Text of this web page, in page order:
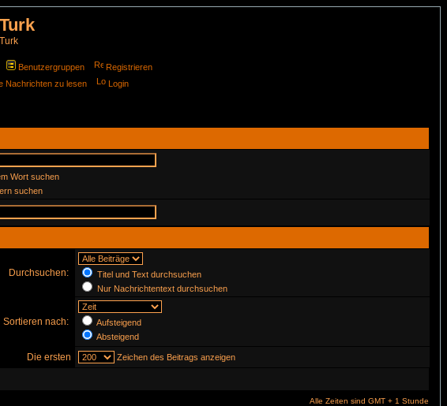
Benutzergruppen
Registrieren
Nachrichten zu lesen Login
Wort suchen
suchen
Durchsuchen:
Titel und Text durchsuchen
Nur Nachrichtentext durchsuchen
Sortieren nach:
Aufsteigend
Absteigend
Die ersten Zeichen des Beitrags anzeigen
Alle Zeiten sind GMT + 1 Stunde